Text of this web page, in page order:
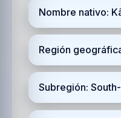
Nombre nativo:
Región
Subregión: